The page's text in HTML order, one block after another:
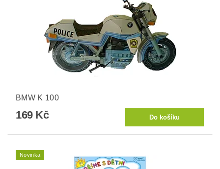
BMW K 100
169 Kč
Novinka